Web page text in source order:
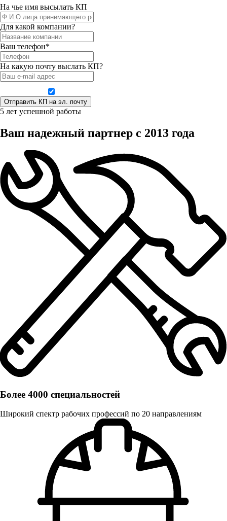
На чье имя высылать КП
Для какой компании?
Ваш телефон*
На какую почту выслать КП?
5 лет успешной работы
Ваш надежный партнер с 2013 года
Более 4000 специальностей
Широкий спектр рабочих профессий по 20 направлениям